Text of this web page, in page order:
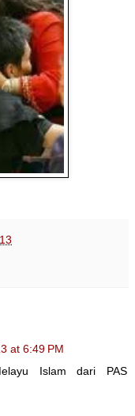
at 6:49 PM
Islam dari PAS